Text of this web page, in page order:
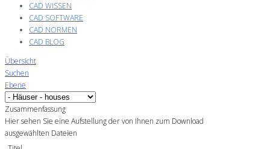
CAD WISSEN
CAD SOFTWARE
CAD NORMEN
CAD BLOG
Übersicht
Suchen
Ebene
Zusammenfassung
Hier sehen Sie eine Aufstellung der von Ihnen zum Download
ausgewählten Dateien